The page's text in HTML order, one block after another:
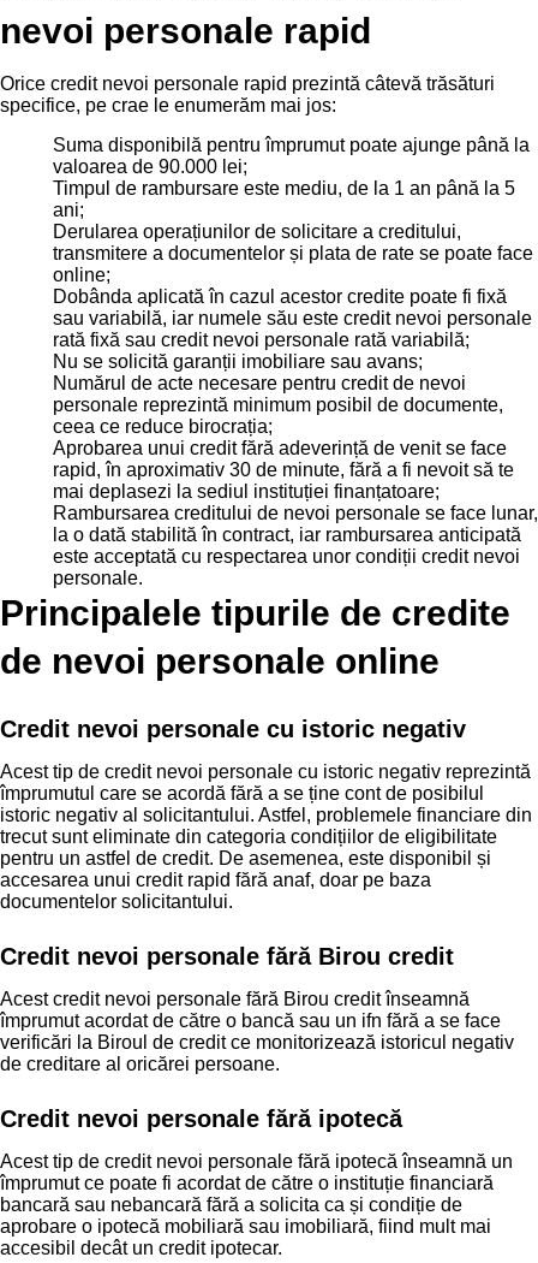
nevoi personale rapid
Orice credit nevoi personale rapid prezintă câtevă trăsături
specifice, pe crae le enumerăm mai jos:
Suma disponibilă pentru împrumut poate ajunge până la
valoarea de 90.000 lei;
Timpul de rambursare este mediu, de la 1 an până la 5
ani;
Derularea operațiunilor de solicitare a creditului,
transmitere a documentelor și plata de rate se poate face
online;
Dobânda aplicată în cazul acestor credite poate fi fixă
sau variabilă, iar numele său este credit nevoi personale
rată fixă sau credit nevoi personale rată variabilă;
Nu se solicită garanții imobiliare sau avans;
Numărul de acte necesare pentru credit de nevoi
personale reprezintă minimum posibil de documente,
ceea ce reduce birocrația;
Aprobarea unui credit fără adeverință de venit se face
rapid, în aproximativ 30 de minute, fără a fi nevoit să te
mai deplasezi la sediul instituției finanțatoare;
Rambursarea creditului de nevoi personale se face lunar,
la o dată stabilită în contract, iar rambursarea anticipată
este acceptată cu respectarea unor condiții credit nevoi
personale.
Principalele tipurile de credite
de nevoi personale online
Credit nevoi personale cu istoric negativ
Acest tip de credit nevoi personale cu istoric negativ reprezintă
împrumutul care se acordă fără a se ține cont de posibilul
istoric negativ al solicitantului. Astfel, problemele financiare din
trecut sunt eliminate din categoria condițiilor de eligibilitate
pentru un astfel de credit. De asemenea, este disponibil și
accesarea unui credit rapid fără anaf, doar pe baza
documentelor solicitantului.
Credit nevoi personale fără Birou credit
Acest credit nevoi personale fără Birou credit înseamnă
împrumut acordat de către o bancă sau un ifn fără a se face
verificări la Biroul de credit ce monitorizează istoricul negativ
de creditare al oricărei persoane.
Credit nevoi personale fără ipotecă
Acest tip de credit nevoi personale fără ipotecă înseamnă un
împrumut ce poate fi acordat de către o instituție financiară
bancară sau nebancară fără a solicita ca și condiție de
aprobare o ipotecă mobiliară sau imobiliară, fiind mult mai
accesibil decât un credit ipotecar.